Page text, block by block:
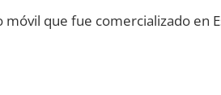
quе fue comercializado en